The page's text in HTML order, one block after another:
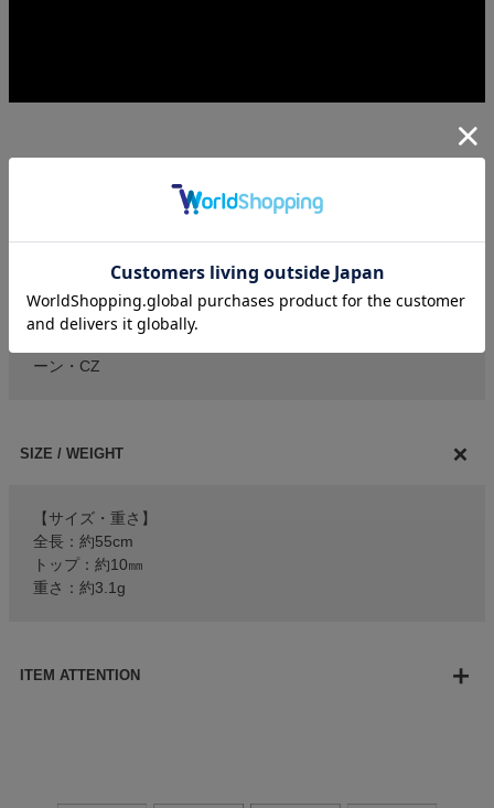
【素材】
ーン・CZ
SIZE / WEIGHT
【サイズ・重さ】
全長：約55cm
トップ：約10㎜
重さ：約3.1g
ITEM ATTENTION